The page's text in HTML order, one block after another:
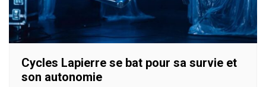
Cycles Lapierre se bat pour sa survie et
son autonomie